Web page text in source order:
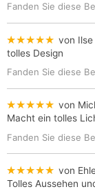
Fanden Sie diese
★★★★★ von Ilse
tolles Design
Fanden Sie diese
★★★★★ von
Macht ein tolles
Fanden Sie diese
★★★★★ von
Tolles Aussehen